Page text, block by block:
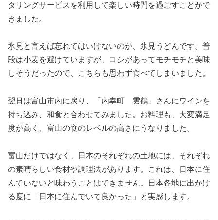
タリングサービスを利用して楽しい時間を過ごすことがで
きました。
氷見と言えば忘れてはいけないのが、氷見うどんです。普
段は小麦を避けていますが、コシがあってモチモチと美味
しそうだったので、こちらも思わず食べてしまいました。
翌日は富山市内に戻り、「内幸町 雲鶴」さんにワインを
持ち込み、和食と合わせてみました。お料理も、大変満足
度が高く、富山の食のレベルの高さにうなりました。
富山だけではなく、日本のそれぞれの土地には、それぞれ
の素晴らしい食材や調理法があります。これは、日本に住
んでいないと味わうことはできません。日本各地に出かけ
る度に「日本に住んでいて良かった」と実感します。